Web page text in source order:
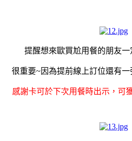
提醒想來歐買尬用餐的朋友一
很重要~因為提前線上訂位還有一
感謝卡可於下次用餐時出示，可